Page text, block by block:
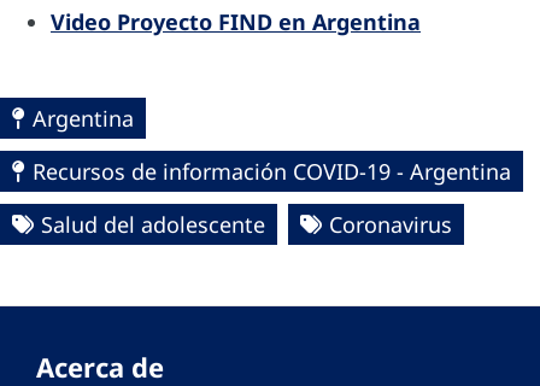
Video Proyecto FIND en Argentina
Argentina
Recursos de información COVID-19 - Argentina
Salud del adolescente
Coronavirus
Acerca de